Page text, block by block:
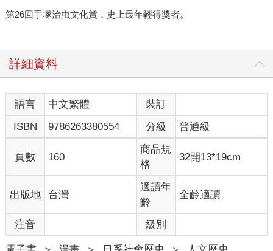
第26回手塚治虫文化賞，史上最年輕得獎者。
詳細資料
語言 中文繁體
裝訂
ISBN
9786263380554 分級 普通級
頁數 160
商品規
格
32開13*19cm
出版地 台灣
適讀年
齡
全齡適讀
注音 級別